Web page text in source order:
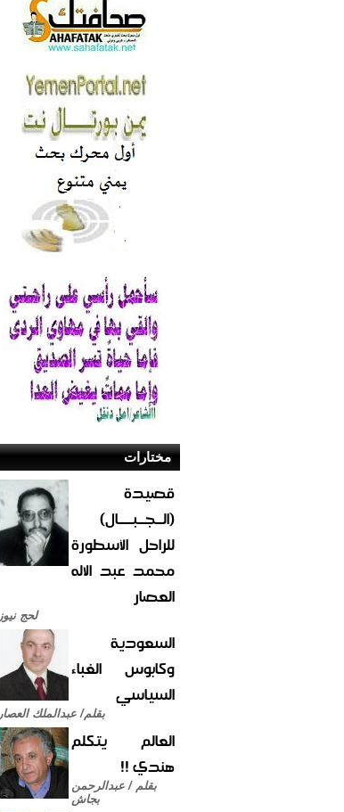
مختارات
قصيدة
(الــجــبــــال)
للراحل الأسطورة
محمد عبد الاله
العصار
لحج نيوز
السعودية
وكابوس الغباء
السياسي
بقلم/ عبدالملك العصار
العالم يتكلم
هندي !!
بقلم / عبدالرحمن
بجاش